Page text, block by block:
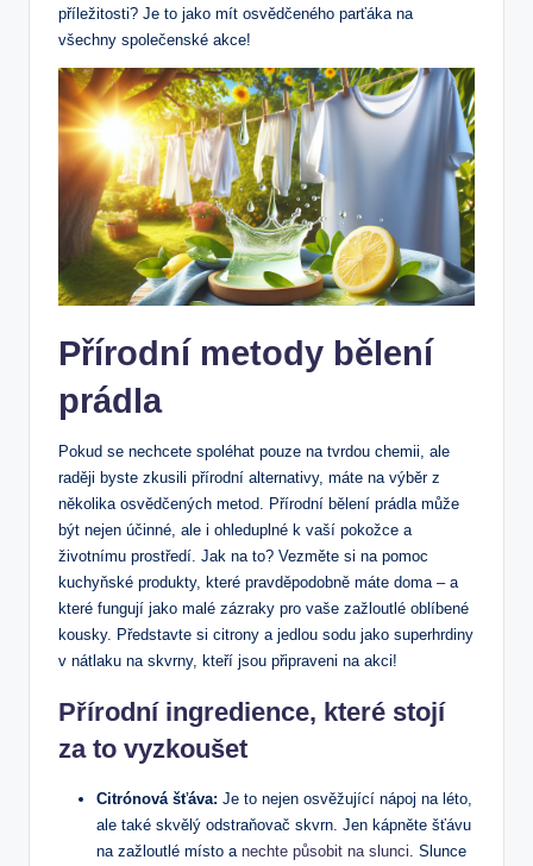
příležitosti? Je to jako mít osvědčeného parťáka na
všechny společenské akce!
Přírodní metody bělení
prádla
Pokud se nechcete spoléhat pouze na tvrdou chemii, ale
raději byste zkusili přírodní alternativy, máte na výběr z
několika osvědčených metod. Přírodní bělení prádla může
být nejen účinné, ale i ohleduplné k vaší pokožce a
životnímu prostředí. Jak na to? Vezměte si na pomoc
kuchyňské produkty, které pravděpodobně máte doma – a
které fungují jako malé zázraky pro vaše zažloutlé oblíbené
kousky. Představte si citrony a jedlou sodu jako superhrdiny
v nátlaku na skvrny, kteří jsou připraveni na akci!
Přírodní ingredience, které stojí
za to vyzkoušet
Citrónová šťáva: Je to nejen osvěžující nápoj na léto,
ale také skvělý odstraňovač skvrn. Jen kápněte šťávu
na zažloutlé místo a nechte působit na slunci. Slunce